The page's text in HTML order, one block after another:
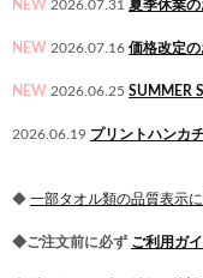
NEW 2026.07.31 夏季休業
NEW 2026.07.16 価格改定の
NEW 2026.06.25 SUMMER
2026.06.19 プリントハンカ
◆ 一部タオル類の品質表示
◆ご注文前に必ず ご利用ガ